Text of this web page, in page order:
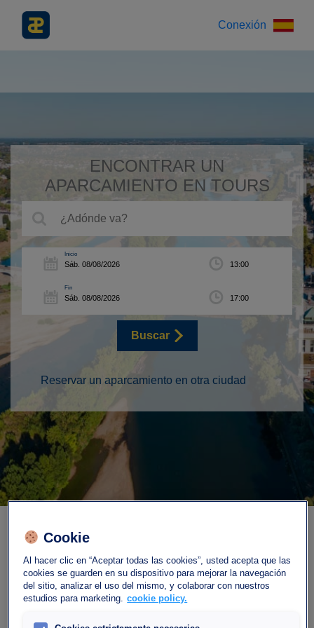
Conexión
ENCONTRAR UN
APARCAMIENTO EN TOURS
Inicio
Fin
Buscar
Reservar un aparcamiento en otra ciudad
Nuestro aparcamiento
Cookie
Al hacer clic en “Aceptar todas las cookies”, usted acepta que las
cookies se guarden en su dispositivo para mejorar la navegación
del sitio, analizar el uso del mismo, y colaborar con nuestros
estudios para marketing.
cookie policy.